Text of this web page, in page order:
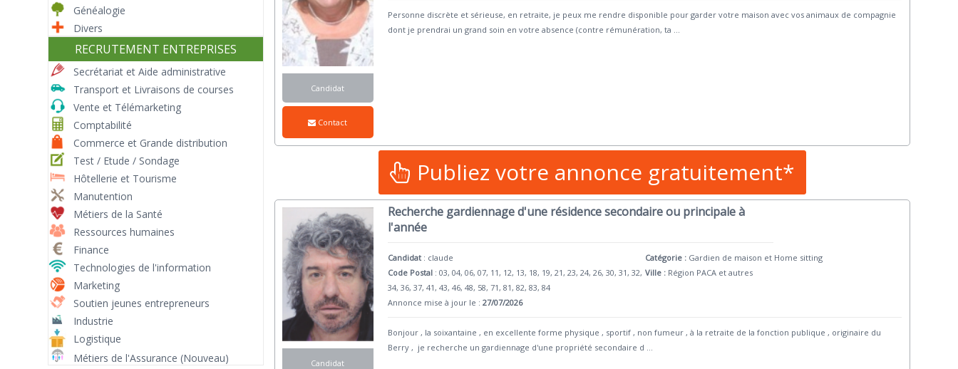
Candidat
Contact
Personne discrète et sérieuse, en retraite, je peux me rendre disponible pour garder votre maison avec vos animaux de compagnie
dont je prendrai un grand soin en votre absence (contre rémunération, ta ...
Publiez votre annonce gratuitement*
Candidat
Recherche gardiennage d'une résidence secondaire ou principale à
l'année
Candidat : claude
Code Postal : 03, 04, 06, 07, 11, 12, 13, 18, 19, 21, 23, 24, 26, 30, 31, 32,
34, 36, 37, 41, 43, 46, 48, 58, 71, 81, 82, 83, 84
Annonce mise à jour le :27/07/2026
Catégorie : Gardien de maison et Home sitting
Ville : Région PACA et autres
Bonjour , la soixantaine , en excellente forme physique , sportif , non fumeur , à la retraite de la fonction publique , originaire du
Berry , je recherche un gardiennage d'une propriété secondaire d
Généalogie
Divers
RECRUTEMENT ENTREPRISES
Secrétariat et Aide administrative
Transport et Livraisons de courses
Vente et Télémarketing
Comptabilité
Commerce et Grande distribution
Test / Etude / Sondage
Hôtellerie et Tourisme
Manutention
Métiers de la Santé
Ressources humaines
Finance
Technologies de l'information
Marketing
Soutien jeunes entrepreneurs
Industrie
Logistique
Métiers de l'Assurance (Nouveau)